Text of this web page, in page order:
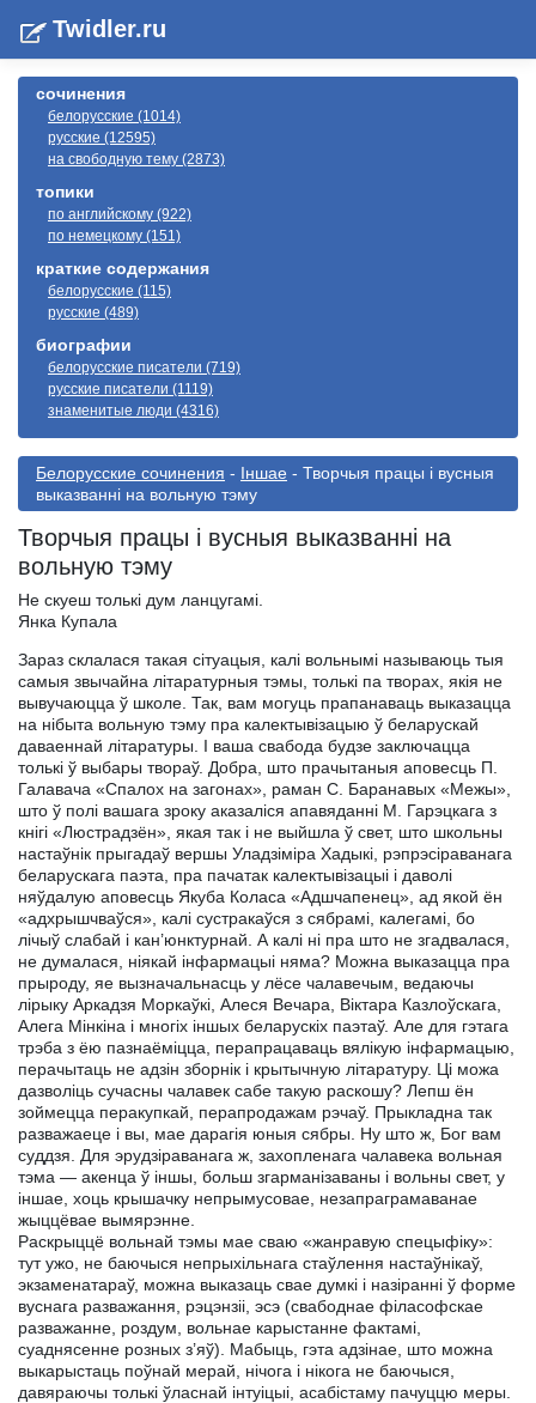
Twidler.ru
сочинения
белорусские (1014)
русские (12595)
на свободную тему (2873)
топики
по английскому (922)
по немецкому (151)
краткие содержания
белорусские (115)
русские (489)
биографии
белорусские писатели (719)
русские писатели (1119)
знаменитые люди (4316)
Белорусские сочинения - Іншае - Творчыя працы і вусныя
выказванні на вольную тэму
Творчыя працы і вусныя выказванні на
вольную тэму
Не скуеш толькі дум ланцугамі.
Янка Купала
Зараз склалася такая сітуацыя, калі вольнымі называюць тыя
самыя звычайна літаратурныя тэмы, толькі па творах, якія не
вывучаюцца ў школе. Так, вам могуць прапанаваць выказацца
на нібыта вольную тэму пра калектывізацыю ў беларускай
даваеннай літаратуры. I ваша свабода будзе заключацца
толькі ў выбары твораў. Добра, што прачытаныя аповесць П.
Галавача «Спалох на загонах», раман С. Баранавых «Межы»,
што ў полі вашага зроку аказаліся апавяданні М. Гарэцкага з
кнігі «Люстрадзён», якая так і не выйшла ў свет, што школьны
настаўнік прыгадаў вершы Уладзіміра Хадыкі, рэпрэсіраванага
беларускага паэта, пра пачатак калектывізацыі і даволі
няўдалую аповесць Якуба Коласа «Адшчапенец», ад якой ён
«адхрышчваўся», калі сустракаўся з сябрамі, калегамі, бо
лічыў слабай і кан’юнктурнай. А калі ні пра што не згадвалася,
не думалася, ніякай інфармацыі няма? Можна выказацца пра
прыроду, яе вызначальнасць у лёсе чалавечым, ведаючы
лірыку Аркадзя Моркаўкі, Алеся Вечара, Віктара Казлоўскага,
Алега Мінкіна і многіх іншых беларускіх паэтаў. Але для гэтага
трэба з ёю пазнаёміцца, перапрацаваць вялікую інфармацыю,
перачытаць не адзін зборнік і крытычную літаратуру. Ці можа
дазволіць сучасны чалавек сабе такую раскошу? Лепш ён
зоймецца перакупкай, перапродажам рэчаў. Прыкладна так
разважаеце і вы, мае дарагія юныя сябры. Ну што ж, Бог вам
суддзя. Для эрудзіраванага ж, захопленага чалавека вольная
тэма — акенца ў іншы, больш згарманізаваны і вольны свет, у
іншае, хоць крышачку непрымусовае, незапраграмаванае
жыццёвае вымярэнне.
Раскрыццё вольнай тэмы мае сваю «жанравую спецыфіку»:
тут ужо, не баючыся непрыхільнага стаўлення настаўнікаў,
экзаменатараў, можна выказаць свае думкі і назіранні ў форме
вуснага разважання, рэцэнзіі, эсэ (свабоднае філасофскае
разважанне, роздум, вольнае карыстанне фактамі,
суаднясенне розных з’яў). Мабыць, гэта адзінае, што можна
выкарыстаць поўнай мерай, нічога і нікога не баючыся,
давяраючы толькі ўласнай інтуіцыі, асабістаму пачуццю меры.